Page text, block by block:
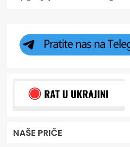
NAŠE PRIČE